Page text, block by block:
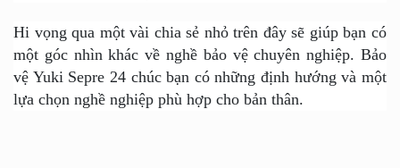
Hi vọng qua một vài chia sẻ nhỏ trên đây sẽ giúp bạn có
một góc nhìn khác về nghề bảo vệ chuyên nghiệp. Bảo
vệ Yuki Sepre 24 chúc bạn có những định hướng và một
lựa chọn nghề nghiệp phù hợp cho bản thân.